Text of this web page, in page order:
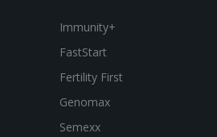
Immunity+
FastStart
Fertility First
Genomax
Semexx